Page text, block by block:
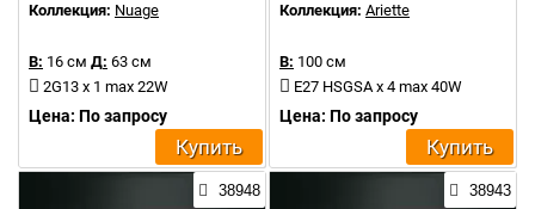
Коллекция: Nuage
В: 16 см Д: 63 см
2G13 x 1 max 22W
Цена: По запросу
Купить
Коллекция: Ariette
В: 100 см
E27 HSGSA x 4 max 40W
Цена: По запросу
Купить
38948 38943